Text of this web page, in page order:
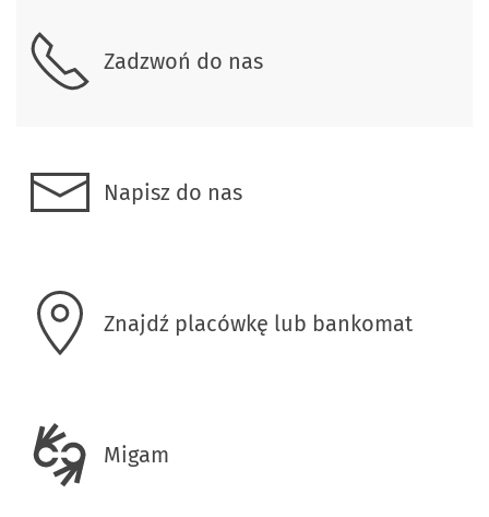
Zadzwoń do nas
Napisz do nas
Znajdź placówkę lub bankomat
Migam